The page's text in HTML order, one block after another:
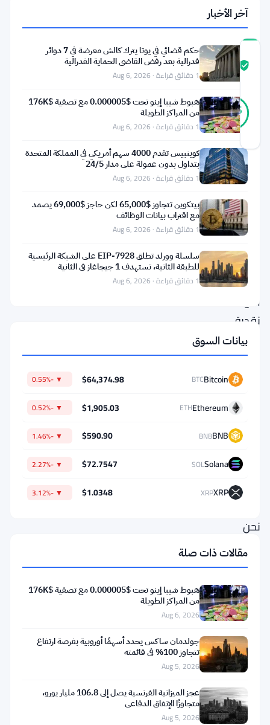
السيارات
درجة
المجتمع
موثّق
95
%
حقيقي
موثّق
أصوات
آخر تحديث 2 أشهر مضت
أطلقت
منصة
Pump.fun
منصة
مكافآت
تدفع
للمستخدمين
أموالاً
نقدية
للقيام
بأشياء
جامحة،
خطيرة،
وكل
لتسويق
الميم
نحن
نتحدث
عن
وشوم
على
الجبهة،
والقفز
بالمظلات
في
أزياء
التمائم،
آخر الأخبار
حكم قضائي في يوتا يترك كالش معرضة في 7 دوائر
فدرالية بعد رفض القاضي الحماية الفدرالية
1 دقائق قراءة · Aug 6, 2026
هبوط شيبا إينو تحت $0.000005 مع تصفية $176K
من المراكز الطويلة
1 دقائق قراءة · Aug 6, 2026
كوينبيس تقدم 4000 سهم أمريكي في المملكة المتحدة
بتداول بدون عمولة على مدار 24/5
1 دقائق قراءة · Aug 6, 2026
بيتكوين تتجاوز $65,000 لكن حاجز $69,000 يصمد
مع اقتراب بيانات الوظائف
1 دقائق قراءة · Aug 6, 2026
سلسلة وورلد تطلق EIP-7928 على الشبكة الرئيسية
للطبقة الثانية، تستهدف 1 جيجاغاز في الثانية
1 دقائق قراءة · Aug 6, 2026
بيانات السوق
Bitcoin
BTC
$64,374.98
▼ -0.55%
Ethereum
ETH
$1,905.03
▼ -0.52%
BNB
BNB
$590.90
▼ -1.46%
Solana
SOL
$72.7547
▼ -2.27%
XRP
XRP
$1.0348
▼ -3.12%
مقالات ذات صلة
هبوط شيبا إينو تحت $0.000005 مع تصفية $176K
من المراكز الطويلة
Aug 6, 2026
جولدمان ساكس يحدد أسهمًا أوروبية بفرصة ارتفاع
تتجاوز 100% في قائمته
Aug 5, 2026
عجز الميزانية الفرنسية يصل إلى 106.8 مليار يورو،
متجاوزًا الإنفاق الدفاعي
Aug 5, 2026